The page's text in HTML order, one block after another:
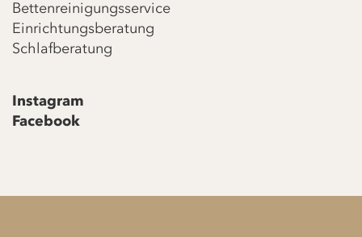
Bettenreinigungsservice
Einrichtungsberatung
Schlafberatung
Instagram
Facebook